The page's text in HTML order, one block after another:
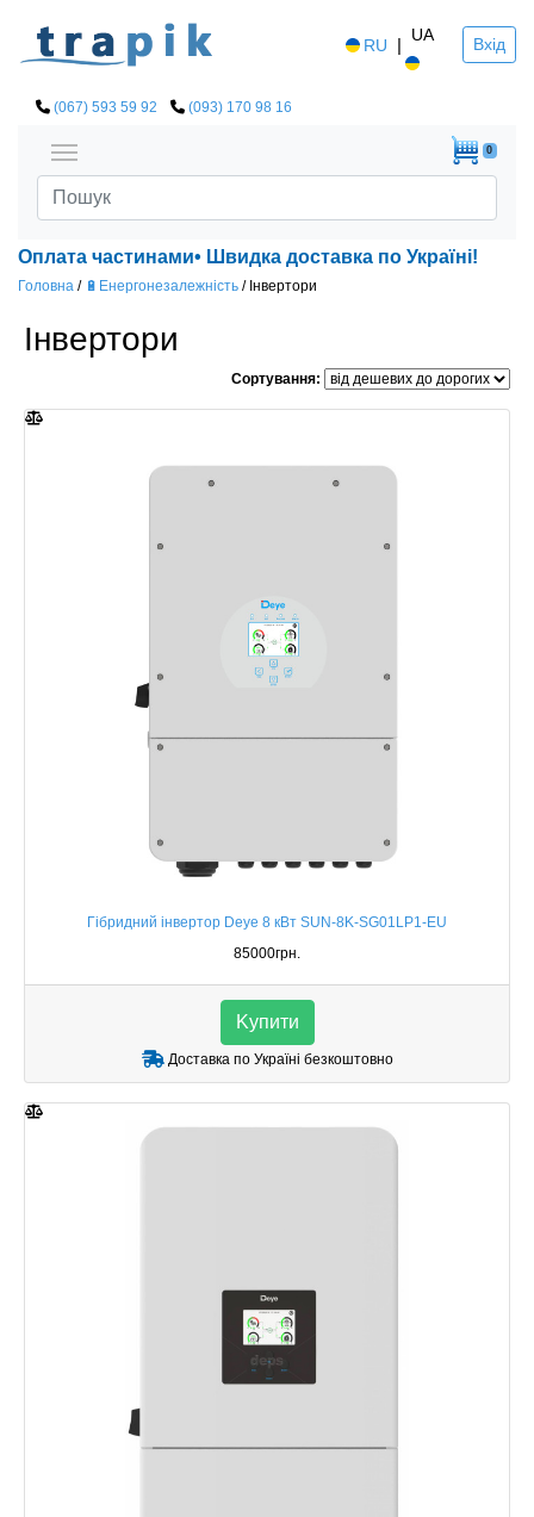
RU | UA Вхід
(067) 593 59 92 (093) 170 98 16
0
частинами• Швидка доставка по Україні!
Головна / 🔋Енергонезалежність / Інвертори
Інвертори
Сортування:
Гібридний інвертор Deye 8 кВт SUN-8K-SG01LP1-EU
85000грн.
Kупити
Доставка по Україні безкоштовно